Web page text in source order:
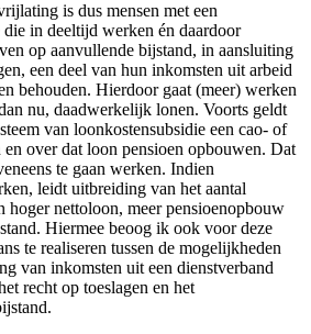
is dus mensen met een
in deeltijd werken én daardoor
op aanvullende bijstand, in aansluiting
een deel van hun inkomsten uit arbeid
behouden. Hierdoor gaat (meer) werken
nu, daadwerkelijk lonen. Voorts geldt
van loonkostensubsidie een cao- of
over dat loon pensioen opbouwen. Dat
te gaan werken. Indien
leidt uitbreiding van het aantal
hoger nettoloon, meer pensioenopbouw
Hiermee beoog ik ook voor deze
te realiseren tussen de mogelijkheden
van inkomsten uit een dienstverband
recht op toeslagen en het